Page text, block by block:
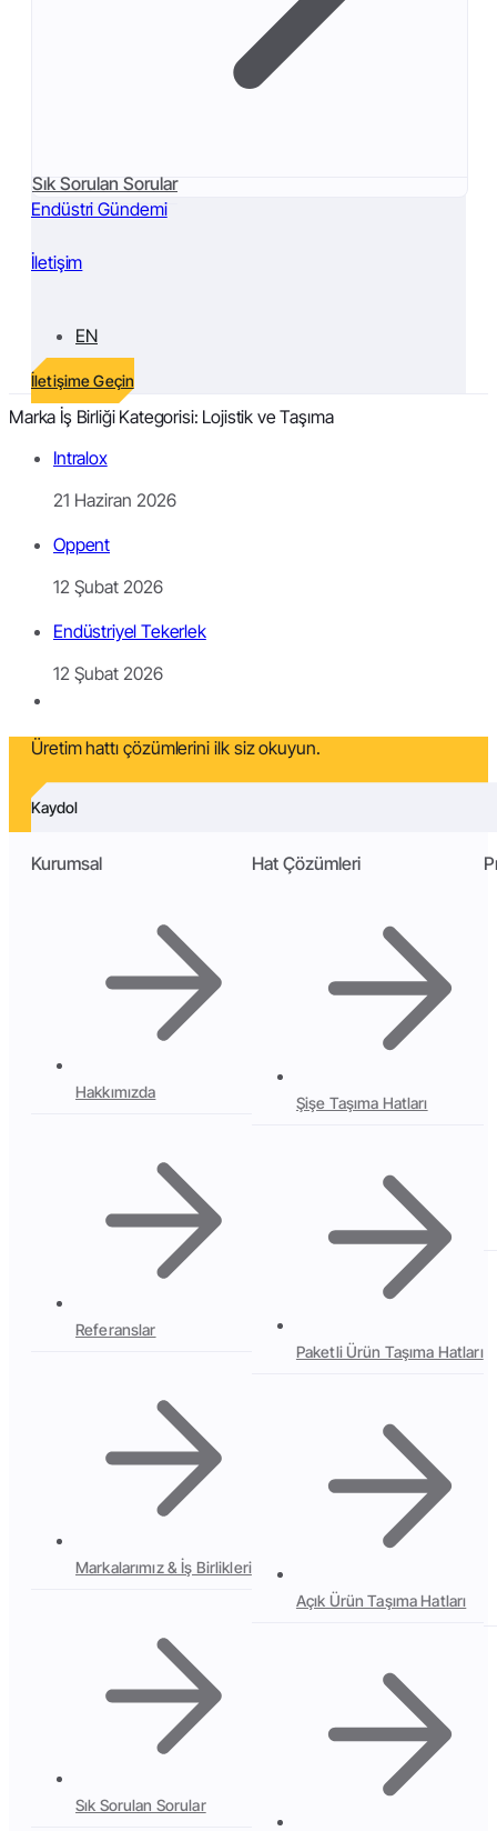
Sık Sorulan Sorular
Endüstri Gündemi
İletişim
EN
İletişime Geçin
Marka İş Birliği Kategorisi: Lojistik ve Taşıma
Intralox
21 Haziran 2026
Oppent
12 Şubat 2026
Endüstriyel Tekerlek
12 Şubat 2026
Üretim hattı çözümlerini ilk siz okuyun.
Kaydol
Kurumsal
Hakkımızda
Referanslar
Markalarımız & İş Birlikleri
Sık Sorulan Sorular
Hat Çözümleri
Şişe Taşıma Hatları
Paketli Ürün Taşıma Hatları
Açık Ürün Taşıma Hatları